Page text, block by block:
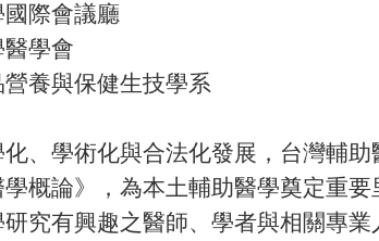
際會議廳
學會
養與保健生技學系
、學術化與合法化發展，台灣輔
概論》，為本土輔助醫學奠定重要
究有興趣之醫師、學者與相關專